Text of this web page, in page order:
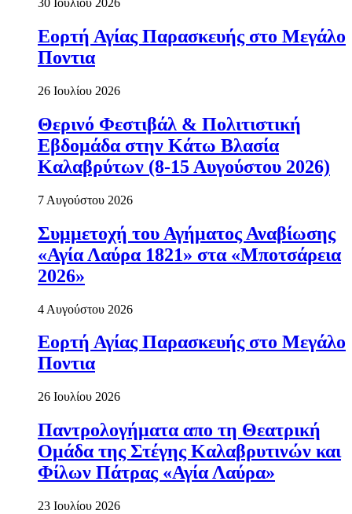
30 Ιουλίου 2026
Εορτή Αγίας Παρασκευής στο Μεγάλο
Ποντια
26 Ιουλίου 2026
Θερινό Φεστιβάλ & Πολιτιστική
Εβδομάδα στην Κάτω Βλασία
Καλαβρύτων (8-15 Αυγούστου 2026)
7 Αυγούστου 2026
Συμμετοχή του Αγήματος Αναβίωσης
«Αγία Λαύρα 1821» στα «Μποτσάρεια
2026»
4 Αυγούστου 2026
Εορτή Αγίας Παρασκευής στο Μεγάλο
Ποντια
26 Ιουλίου 2026
Παντρολογήματα απο τη Θεατρική
Ομάδα της Στέγης Καλαβρυτινών και
Φίλων Πάτρας «Αγία Λαύρα»
23 Ιουλίου 2026